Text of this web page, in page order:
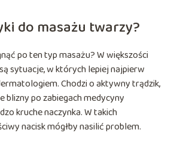
do masażu twarzy?
po ten typ masażu? W większości
sytuacje, w których lepiej najpierw
Chodzi o aktywny trądzik,
blizny po zabiegach medycyny
kruche naczynka. W takich
nacisk mógłby nasilić problem.